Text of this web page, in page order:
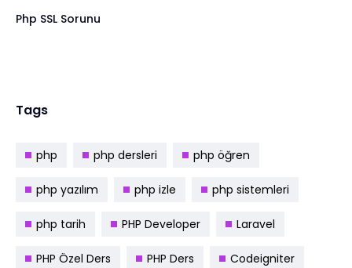
Php SSL Sorunu
Tags
php php dersleri php öğren
php yazılım php izle php sistemleri
php tarih PHP Developer Laravel
PHP Özel Ders PHP Ders Codeigniter